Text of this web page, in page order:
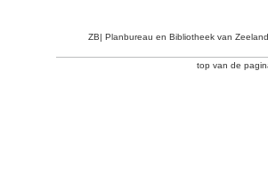
ZB| Planbureau en Bibliotheek van
top van de